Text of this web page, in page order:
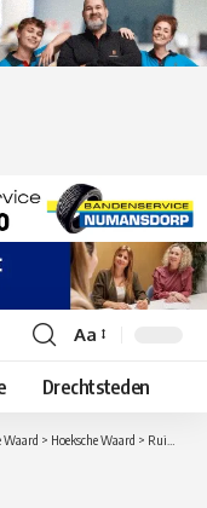
Lettergrootte
aanpassen
Aa
Drechtsteden
Waard > Hoeksche Waard > Ruim 20 ateliers geopend in de Hoeksche Waard tijdens het Landelijk Atelierweekend